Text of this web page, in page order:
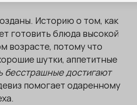
Историю о том, как
готовить блюда высокой
возрасте, потому что
шутки, аппетитные
бесстрашные достигают
помогает одаренному